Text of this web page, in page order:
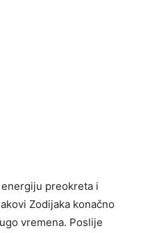
preokreta i
Zodijaka konačno
vremena. Poslije